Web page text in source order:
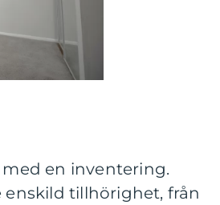
en inventering.
tillhörighet, från